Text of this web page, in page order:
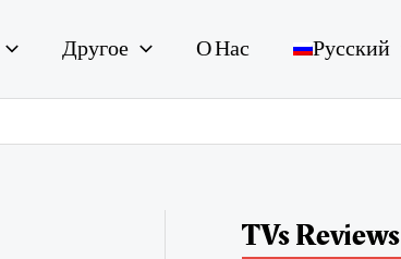
Другое О Нас Русский
TVs Reviews